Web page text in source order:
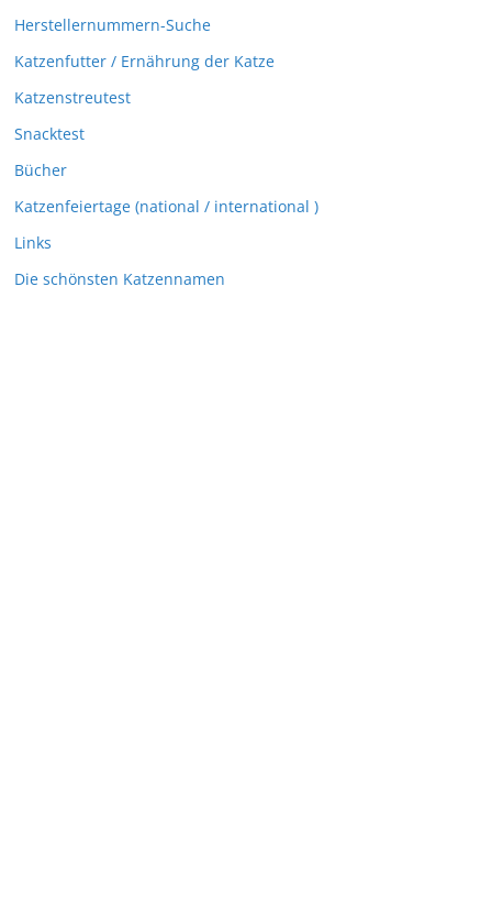
Herstellernummern-Suche
Katzenfutter / Ernährung der Katze
Katzenstreutest
Snacktest
Bücher
Katzenfeiertage (national / international )
Links
Die schönsten Katzennamen